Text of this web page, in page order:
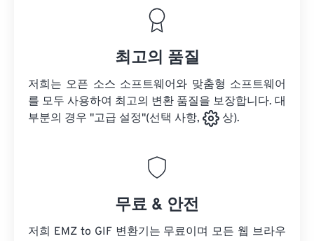
최고의 품질
저희는 오픈 소스 소프트웨어와 맞춤형 소프트웨어
를 모두 사용하여 최고의 변환 품질을 보장합니다. 대
부분의 경우 "고급 설정"(선택 사항,
상).
무료 & 안전
저희 EMZ to GIF 변환기는 무료이며 모든 웹 브라우